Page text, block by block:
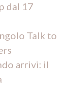
dal 17
Talk to
arrivi: il